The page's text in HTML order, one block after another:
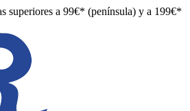
superiores a 99€* (península) y a 199€*